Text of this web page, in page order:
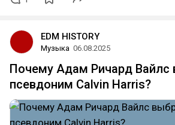
EDM HISTORY
Музыка 06.08.2025
Почему Адам Ричард Вайлс
псевдоним Calvin Harris?